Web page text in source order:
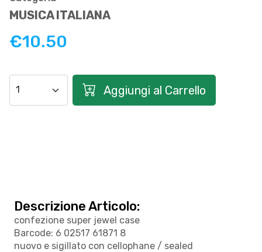
MUSICA ITALIANA
€10.50
Aggiungi al Carrello
Descrizione Articolo:
confezione super jewel case
Barcode: 6 02517 61871 8
nuovo e sigillato con cellophane / sealed